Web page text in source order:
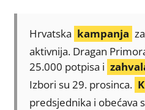
Hrvatska kampanja
aktivnija. Dragan
25.000 potpisa i
Izbori su 29. prosinca.
predsjednika i obećava